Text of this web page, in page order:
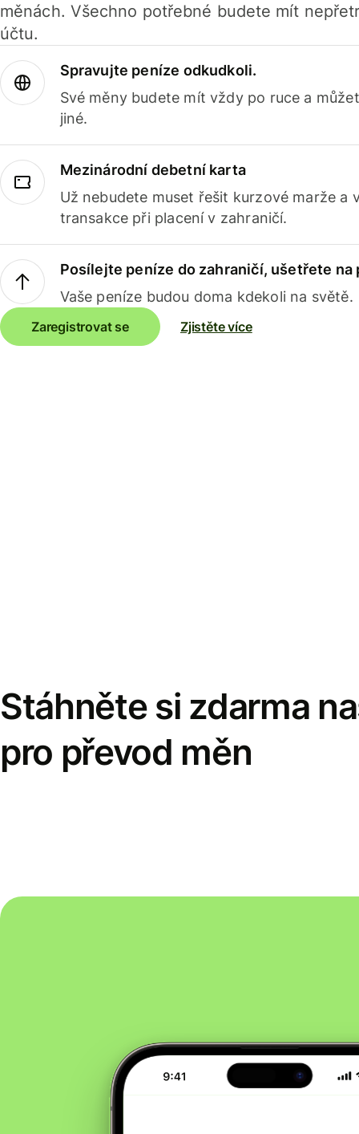
měnách. Všechno potřebné budete mít
účtu.
Spravujte peníze odkudkoli.
Své měny budete mít vždy po ruce a
jiné.
Mezinárodní debetní karta
Už nebudete muset řešit kurzové marže a
transakce při placení v zahraničí.
Posílejte peníze do zahraničí, ušetřete na
Vaše peníze budou doma kdekoli na světě.
Zaregistrovat se Zjistěte více
Stáhněte si zdarma
pro převod měn